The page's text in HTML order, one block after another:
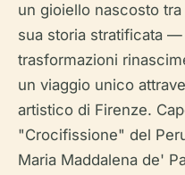
un gioiello nascosto
sua storia stratificata
trasformazioni
un viaggio unico
artistico di Firenze.
"Crocifissione" del
Maria Maddalena de'